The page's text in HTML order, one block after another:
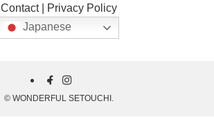
Contact| Privacy Policy
Japanese
© WONDERFUL SETOUCHI.